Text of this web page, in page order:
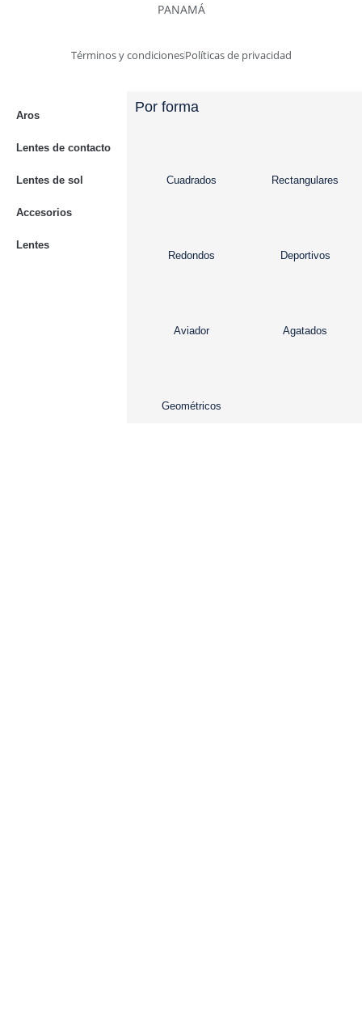
PANAMÁ
Términos y condicionesPolíticas de privacidad
Aros
Lentes de contacto
Lentes de sol
Accesorios
Lentes
Por forma
Cuadrados Rectangulares
Redondos Deportivos
Aviador Agatados
Geométricos